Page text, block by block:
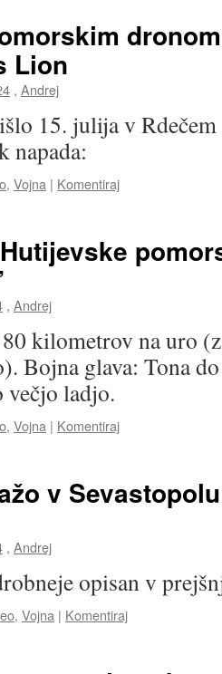
Lion
, Andrej
15. julija v
napada:
, Vojna | Komentiraj
, Andrej
kilometrov na uro
Bojna glava: Tona
ladjo.
, Vojna | Komentiraj
v
, Andrej
opisan v
, Vojna | Komentiraj